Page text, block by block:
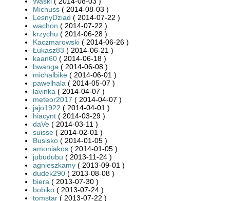
Michuss ( 2014-08-03 )
LesnyDziad ( 2014-07-22 )
wachon ( 2014-07-22 )
krzychu ( 2014-06-28 )
Kaczmarowski ( 2014-06-26 )
Łukasz83 ( 2014-06-21 )
kaan60 ( 2014-06-18 )
bwanga ( 2014-06-08 )
michalbike ( 2014-06-01 )
pawelhala ( 2014-05-07 )
lavinka ( 2014-04-07 )
meteor2017 ( 2014-04-07 )
jajo1922 ( 2014-04-01 )
hiacynt ( 2014-03-29 )
daVe ( 2014-03-11 )
suisse ( 2014-02-01 )
Busisko ( 2014-01-05 )
amoniakos ( 2014-01-05 )
jubudubu ( 2013-11-24 )
agnieszkamy ( 2013-09-01 )
dudek290 ( 2013-08-08 )
biera ( 2013-07-30 )
bobiko ( 2013-07-24 )
tomstar ( 2013-07-22 )